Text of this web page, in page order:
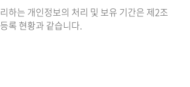
하는 개인정보의 처리 및 보유 기간은 제2조
록 현황과 같습니다.